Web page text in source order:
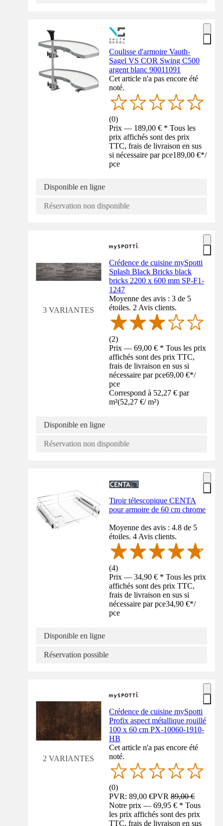
Coulisse d'armoire Vauth-
Sagel VS COR Swing C500
argent blanc 90011091
Cet article n'a pas encore été
noté.
(0)
Prix — 189,00 € * Tous les
prix affichés sont des prix
TTC, frais de livraison en sus
si nécessaire par pce189,00 €*/
pce
Disponible en ligne
Réservation non disponible
3 VARIANTES
Crédence de cuisine mySpotti
Splash Black Bricks black
bricks 2200 x 600 mm SP-F1-
1247
Moyenne des avis : 3 de 5
étoiles. 2 Avis clients.
(2)
Prix — 69,00 € * Tous les prix
affichés sont des prix TTC,
frais de livraison en sus si
nécessaire par pce69,00 €*/
pce
Correspond à 52,27 € par
m²(52,27 €/ m²)
Disponible en ligne
Réservation non disponible
Tiroir télescopique CENTA
pour armoire de 60 cm chrome
Moyenne des avis : 4.8 de 5
étoiles. 4 Avis clients.
(4)
Prix — 34,90 € * Tous les prix
affichés sont des prix TTC,
frais de livraison en sus si
nécessaire par pce34,90 €*/
pce
Disponible en ligne
Réservation possible
2 VARIANTES
Crédence de cuisine mySpotti
Profix aspect métallique rouillé
100 x 60 cm PX-10060-1910-
HB
Cet article n'a pas encore été
noté.
(0)
PVR: 89,00 €PVR89,00 €
Notre prix — 69,95 € * Tous
les prix affichés sont des prix
TTC, frais de livraison en sus